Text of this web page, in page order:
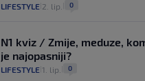
LIFESTYLE 2. lip. 0
N1 kviz / Zmije, meduze,
je najopasniji?
LIFESTYLE 1. lip. 0